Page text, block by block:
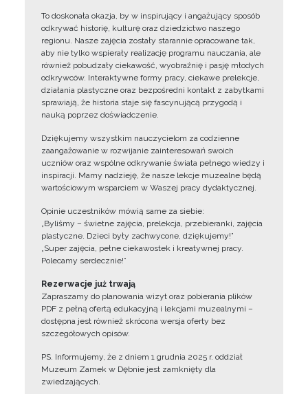
To doskonała okazja, by w inspirujący i angażujący sposób
odkrywać historię, kulturę oraz dziedzictwo naszego
regionu. Nasze zajęcia zostały starannie opracowane tak,
aby nie tylko wspierały realizację programu nauczania, ale
również pobudzały ciekawość, wyobraźnię i pasję młodych
odkrywców. Interaktywne formy pracy, ciekawe prelekcje,
działania plastyczne oraz bezpośredni kontakt z zabytkami
sprawiają, że historia staje się fascynującą przygodą i
nauką poprzez doświadczenie.
Dziękujemy wszystkim nauczycielom za codzienne
zaangażowanie w rozwijanie zainteresowań swoich
uczniów oraz wspólne odkrywanie świata pełnego wiedzy i
inspiracji. Mamy nadzieję, że nasze lekcje muzealne będą
wartościowym wsparciem w Waszej pracy dydaktycznej.
Opinie uczestników mówią same za siebie:
„Byliśmy – świetne zajęcia, prelekcja, przebieranki, zajęcia
plastyczne. Dzieci były zachwycone, dziękujemy!”
„Super zajęcia, pełne ciekawostek i kreatywnej pracy.
Polecamy serdecznie!”
Rezerwacje już trwają
Zapraszamy do planowania wizyt oraz pobierania plików
PDF z pełną ofertą edukacyjną i lekcjami muzealnymi –
dostępna jest również skrócona wersja oferty bez
szczegółowych opisów.
PS. Informujemy, że z dniem 1 grudnia 2025 r. oddział
Muzeum Zamek w Dębnie jest zamknięty dla
zwiedzających.